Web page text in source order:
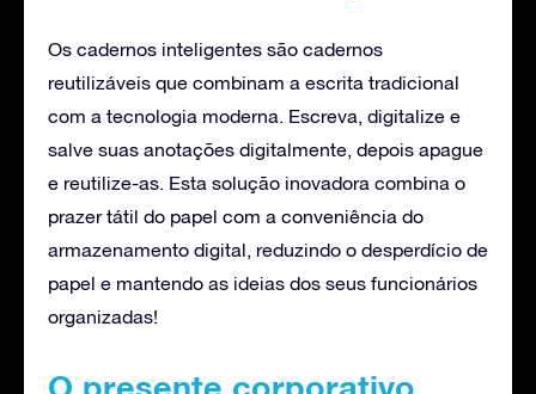
Os cadernos inteligentes são cadernos
reutilizáveis que combinam a escrita tradicional
com a tecnologia moderna. Escreva, digitalize e
salve suas anotações digitalmente, depois apague
e reutilize-as. Esta solução inovadora combina o
prazer tátil do papel com a conveniência do
armazenamento digital, reduzindo o desperdício de
papel e mantendo as ideias dos seus funcionários
organizadas!